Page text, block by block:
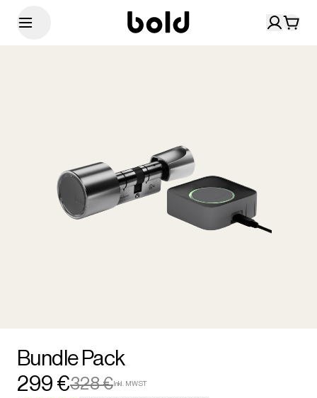
Bundle Pack
299 €328 € Inkl. MWST